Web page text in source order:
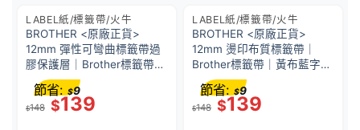
LABEL紙/標籤帶/火牛
BROTHER <原廠正貨>
12mm 彈性可彎曲標籤帶過
膠保護層｜Brother標籤帶｜
線纜專用｜白底黑字｜P-
Touch TZe-FX231 (12mm x
8M)
$148 $139
節省: $9
LABEL紙/標籤帶/火牛
BROTHER <原廠正貨>
12mm 燙印布質標籤帶｜
Brother標籤帶｜黃布藍字｜
P-Touch TZe-FA63 (12mm
x 3M)｜可用熨斗將標籤帶之
文字及圖案轉印到衣物等布
$148 $139
節省: $9